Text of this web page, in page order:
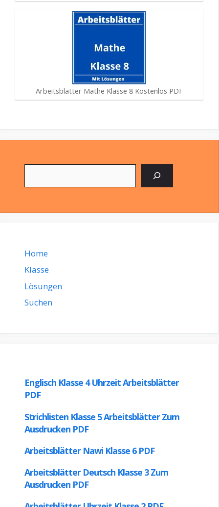
Arbeitsblätter Mathe Klasse 8 Kostenlos PDF
Home
Klasse
Lösungen
Suchen